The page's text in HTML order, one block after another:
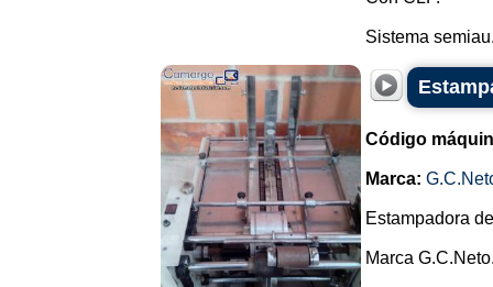
Sistema
Código
Marca:
Estampadora
Marca